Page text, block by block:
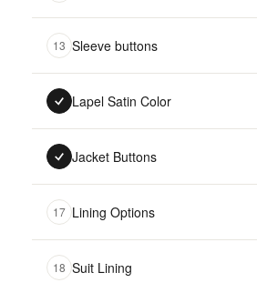
13 Sleeve buttons
Lapel Satin Color
Jacket Buttons
17 Lining Options
18 Suit Lining